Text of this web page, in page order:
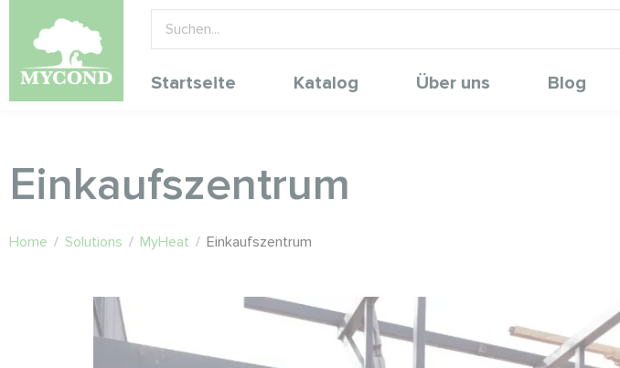
Startseite Katalog Über uns Blog
Einkaufszentrum
Home / Solutions / MyHeat / Einkaufszentrum